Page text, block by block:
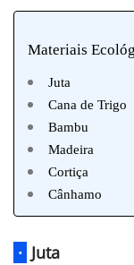
Materiais
Juta
Cana de Trigo
Bambu
Madeira
Cortiça
Cânhamo
· Juta